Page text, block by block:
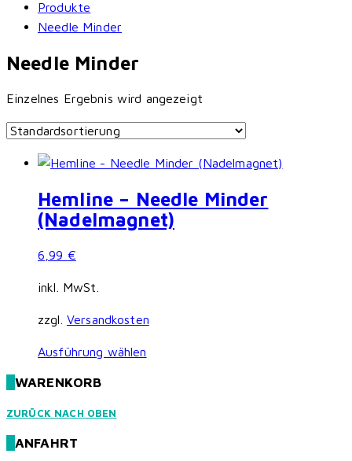
Produkte
Needle Minder
Needle Minder
Einzelnes Ergebnis wird angezeigt
Hemline – Needle Minder
(Nadelmagnet)
6,99 €
inkl. MwSt.
zzgl. Versandkosten
Ausführung wählen
WARENKORB
ZURÜCK NACH OBEN
ANFAHRT